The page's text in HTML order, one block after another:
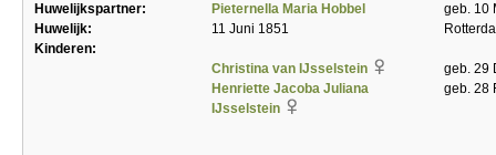
Huwelijkspartner: Pieternella Maria Hobbel
geb. 10
Huwelijk:
11 Juni 1851
Kinderen:
Christina van IJsselstein
geb. 29
Henriette Jacoba Juliana
IJsselstein
geb. 28